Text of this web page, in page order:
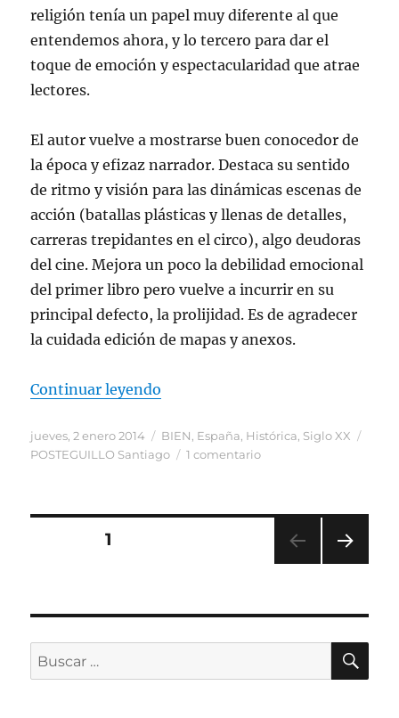
religión tenía un papel muy diferente al que
entendemos ahora, y lo tercero para dar el
toque de emoción y espectacularidad que atrae
lectores.
El autor vuelve a mostrarse buen conocedor de
la época y efizaz narrador. Destaca su sentido
de ritmo y visión para las dinámicas escenas de
acción (batallas plásticas y llenas de detalles,
carreras trepidantes en el circo), algo deudoras
del cine. Mejora un poco la debilidad emocional
del primer libro pero vuelve a incurrir en su
principal defecto, la prolijidad. Es de agradecer
la cuidada edición de mapas y anexos.
Continuar leyendo
Publicado
el
jueves, 2 enero 2014 Categorías
BIEN España Histórica Siglo XX
POSTEGUILLO Santiago
1 comentarioen
Trajano
Paginación
entradas
PÁGINA1
NA
Buscar
por: